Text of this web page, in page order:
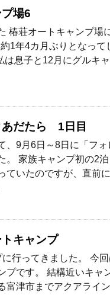
場6
椿荘オートキャンプ場
1年4カ月ぶりとなって
は息子と12月にグルキ
あだたら 1日目
、9月6日～8日に「フ
。 家族キャンプ初の2
ていたのですが、直前
キャンプ
行ってきました。 今
プです。 結構近いキャ
富津市までアクアライ